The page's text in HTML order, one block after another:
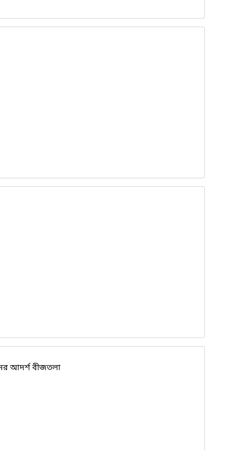
আদর্শ বীজতলা